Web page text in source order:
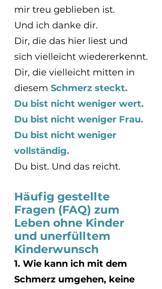
mir treu geblieben ist.
Und ich danke dir.
Dir, die das hier liest und
sich vielleicht wiedererkennt.
Dir, die vielleicht mitten in
diesem Schmerz steckt.
Du bist nicht weniger wert.
Du bist nicht weniger Frau.
Du bist nicht weniger
vollständig.
Du bist. Und das reicht.
Häufig gestellte
Fragen (FAQ) zum
Leben ohne Kinder
und unerfülltem
Kinderwunsch
1. Wie kann ich mit dem
Schmerz umgehen, keine